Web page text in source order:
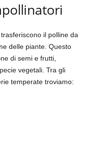
il polline da
delle piante. Questo
di semi e frutti,
vegetali. Tra gli
temperate troviamo: